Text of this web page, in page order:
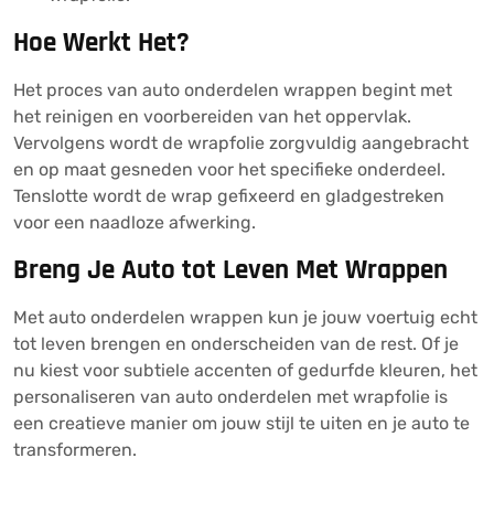
Hoe Werkt Het?
Het proces van auto onderdelen wrappen begint met
het reinigen en voorbereiden van het oppervlak.
Vervolgens wordt de wrapfolie zorgvuldig aangebracht
en op maat gesneden voor het specifieke onderdeel.
Tenslotte wordt de wrap gefixeerd en gladgestreken
voor een naadloze afwerking.
Breng Je Auto tot Leven Met Wrappen
Met auto onderdelen wrappen kun je jouw voertuig echt
tot leven brengen en onderscheiden van de rest. Of je
nu kiest voor subtiele accenten of gedurfde kleuren, het
personaliseren van auto onderdelen met wrapfolie is
een creatieve manier om jouw stijl te uiten en je auto te
transformeren.